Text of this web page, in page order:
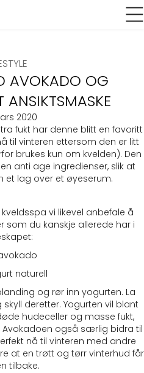
AVOKADO OG
ANSIKTSMASKE
2020
fukt har denne blitt en favoritt
til vinteren ettersom den er litt
brukes kun om kvelden). Den
anti age ingredienser, slik at
et lag over et øyeserum.
vi likevel anbefale å
som du kanskje allerede har i
naturell
og rør inn yogurten. La
deretter. Yogurten vil blant
hudeceller og masse fukt,
også særlig bidra til
nå til vinteren med andre
at en trøtt og tørr vinterhud får
tilbake.